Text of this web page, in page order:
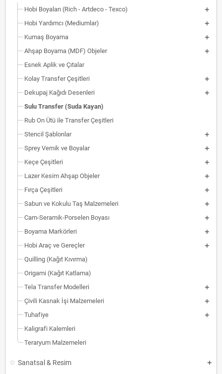
Hobi Boyaları (Rich - Artdeco - Texco)
Hobi Yardımcı (Mediumlar)
Kumaş Boyama
Ahşap Boyama (MDF) Objeler
Esnek Aplik ve Çıtalar
Kolay Transfer Çeşitleri
Dekupaj Kağıdı Desenleri
Sulu Transfer (Suda Kayan)
Rub On Ütü ile Transfer Çeşitleri
Stencil Şablonlar
Sprey Vernik ve Boyalar
Keçe Çeşitleri
Lazer Kesim Ahşap Objeler
Fırça Çeşitleri
Sabun ve Kokulu Taş Malzemeleri
Cam-Seramik-Porselen Boyası
Boyama Markörleri
Hobi Araç ve Gereçler
Quilling (Kağıt Kıvırma)
Origami (Kağıt Katlama)
Tela Transfer Modelleri
Çivili Kasnak İşi Malzemeleri
Tuhafiye
Kaligrafi Kalemleri
Teraryum Malzemeleri
Sanatsal & Resim